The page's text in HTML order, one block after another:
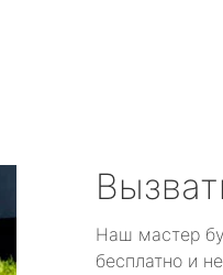
Наш мастер
бесплатно и